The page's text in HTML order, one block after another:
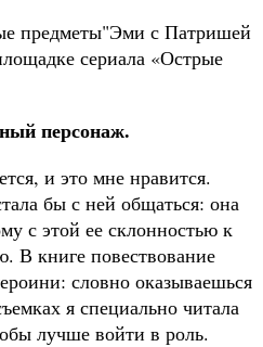
Эми с Патришей
сериала «Острые
персонаж.
и это мне нравится.
бы с ней общаться: она
с этой ее склонностью к
В книге повествование
словно оказываешься
я специально читала
лучше войти в роль.